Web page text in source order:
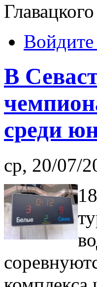
Войдите
В
среди
ср, 20/07/